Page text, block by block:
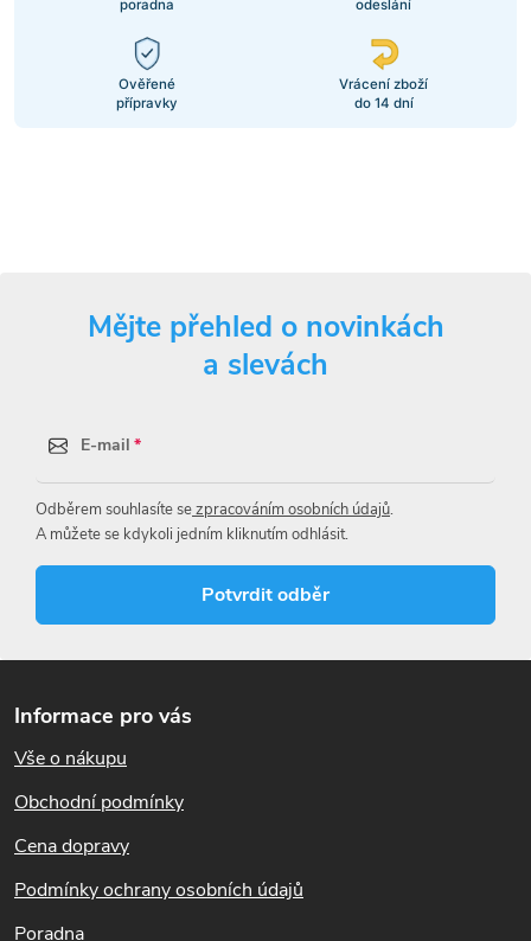
poradna
odeslání
Ověřené
přípravky
Vrácení zboží
do 14 dní
Mějte přehled o novinkách
a slevách
E-mail
Odběrem souhlasíte sezpracováním osobních údajů.
A můžete se kdykoli jedním kliknutím odhlásit.
Potvrdit odběr
Informace pro vás
Vše o nákupu
Obchodní podmínky
Cena dopravy
Podmínky ochrany osobních údajů
Poradna